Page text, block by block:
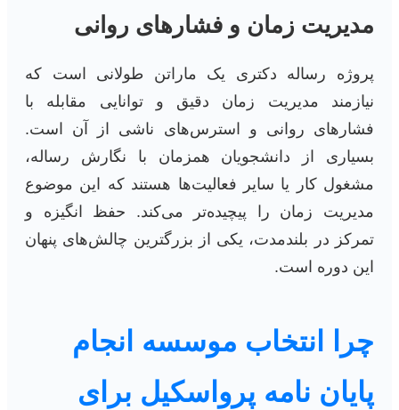
مدیریت زمان و فشارهای روانی
پروژه رساله دکتری یک ماراتن طولانی است که
نیازمند مدیریت زمان دقیق و توانایی مقابله با
فشارهای روانی و استرس‌های ناشی از آن است.
بسیاری از دانشجویان همزمان با نگارش رساله،
مشغول کار یا سایر فعالیت‌ها هستند که این موضوع
مدیریت زمان را پیچیده‌تر می‌کند. حفظ انگیزه و
تمرکز در بلندمدت، یکی از بزرگترین چالش‌های پنهان
این دوره است.
چرا انتخاب موسسه انجام
پایان نامه پرواسکیل برای